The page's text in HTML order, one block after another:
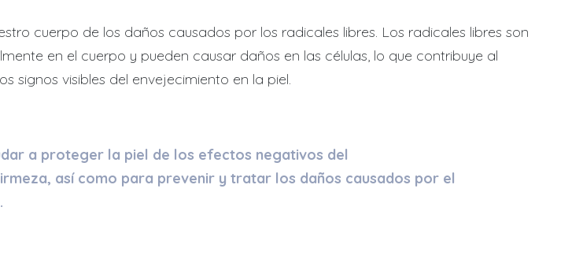
cuerpo de los daños causados por los radicales libres. Los radicales libres son
en el cuerpo y pueden causar daños en las células, lo que contribuye al
signos visibles del envejecimiento en la piel.
a proteger la piel de los efectos negativos del
así como para prevenir y tratar los daños causados por el